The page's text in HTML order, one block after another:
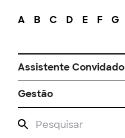
A B C D E F G
Assistente Convidado
Gestão